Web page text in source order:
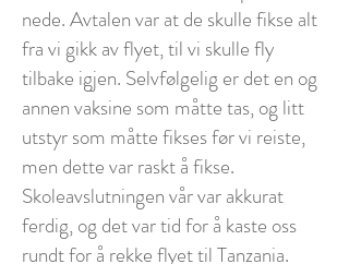
nede. Avtalen var at de skulle fikse alt
fra vi gikk av flyet, til vi skulle fly
tilbake igjen. Selvfølgelig er det en og
annen vaksine som måtte tas, og litt
utstyr som måtte fikses før vi reiste,
men dette var raskt å fikse.
Skoleavslutningen vår var akkurat
ferdig, og det var tid for å kaste oss
rundt for å rekke flyet til Tanzania.